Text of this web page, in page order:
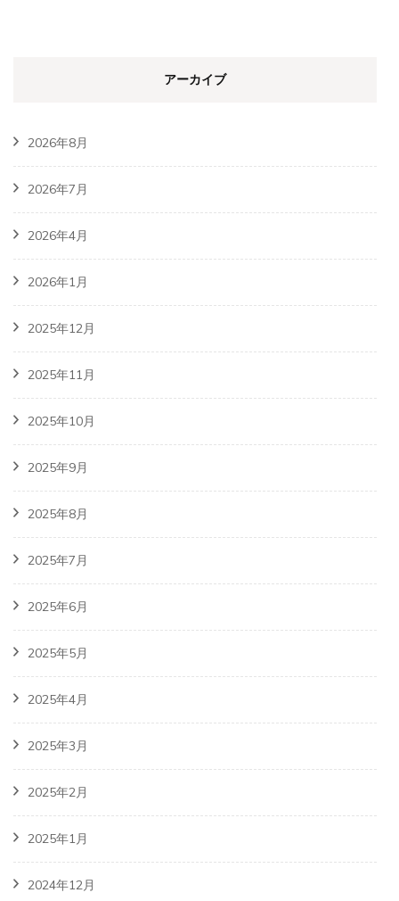
アーカイブ
2026年8月
2026年7月
2026年4月
2026年1月
2025年12月
2025年11月
2025年10月
2025年9月
2025年8月
2025年7月
2025年6月
2025年5月
2025年4月
2025年3月
2025年2月
2025年1月
2024年12月